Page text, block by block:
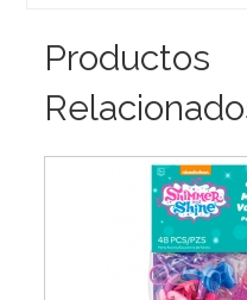
Productos